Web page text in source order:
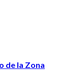
de la Zona